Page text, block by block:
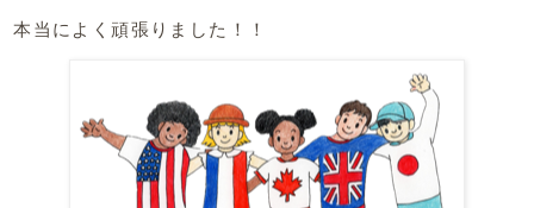
本当によく頑張りました！！